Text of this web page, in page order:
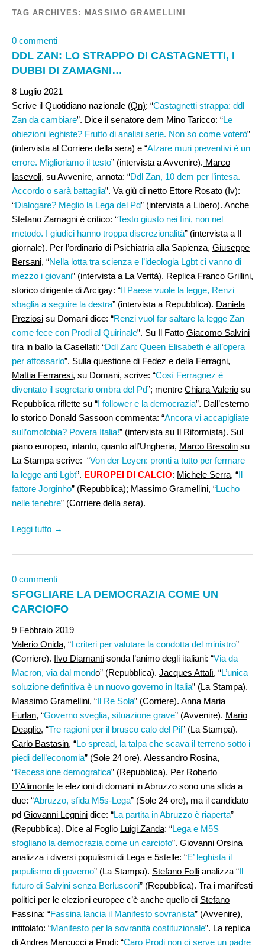
TAG ARCHIVES: MASSIMO GRAMELLINI
0 commenti
DDL ZAN: LO STRAPPO DI CASTAGNETTI, I
DUBBI DI ZAMAGNI…
8 Luglio 2021
Scrive il Quotidiano nazionale (Qn): “Castagnetti strappa: ddl
Zan da cambiare”. Dice il senatore dem Mino Taricco: “Le
obiezioni leghiste? Frutto di analisi serie. Non so come voterò”
(intervista al Corriere della sera) e “Alzare muri preventivi è un
errore. Miglioriamo il testo” (intervista a Avvenire). Marco
Iasevoli, su Avvenire, annota: “Ddl Zan, 10 dem per l’intesa.
Accordo o sarà battaglia”. Va giù di netto Ettore Rosato (Iv):
“Dialogare? Meglio la Lega del Pd” (intervista a Libero). Anche
Stefano Zamagni è critico: “Testo giusto nei fini, non nel
metodo. I giudici hanno troppa discrezionalità” (intervista a Il
giornale). Per l’ordinario di Psichiatria alla Sapienza, Giuseppe
Bersani, “Nella lotta tra scienza e l’ideologia Lgbt ci vanno di
mezzo i giovani” (intervista a La Verità). Replica Franco Grillini,
storico dirigente di Arcigay: “Il Paese vuole la legge, Renzi
sbaglia a seguire la destra” (intervista a Repubblica). Daniela
Preziosi su Domani dice: “Renzi vuol far saltare la legge Zan
come fece con Prodi al Quirinale”. Su Il Fatto Giacomo Salvini
tira in ballo la Casellati: “Ddl Zan: Queen Elisabeth è all’opera
per affossarlo”. Sulla questione di Fedez e della Ferragni,
Mattia Ferraresi, su Domani, scrive: “Così Ferragnez è
diventato il segretario ombra del Pd”; mentre Chiara Valerio su
Repubblica riflette su “I follower e la democrazia”. Dall’esterno
lo storico Donald Sassoon commenta: “Ancora vi accapigliate
sull’omofobia? Povera Italia!” (intervista su Il Riformista). Sul
piano europeo, intanto, quanto all’Ungheria, Marco Bresolin su
La Stampa scrive: “Von der Leyen: pronti a tutto per fermare
la legge anti Lgbt”. EUROPEI DI CALCIO: Michele Serra, “Il
fattore Jorginho” (Repubblica); Massimo Gramellini, “Lucho
nelle tenebre” (Corriere della sera).
Leggi tutto →
0 commenti
SFOGLIARE LA DEMOCRAZIA COME UN
CARCIOFO
9 Febbraio 2019
Valerio Onida, “I criteri per valutare la condotta del ministro”
(Corriere). Ilvo Diamanti sonda l’animo degli italiani: “Via da
Macron, via dal mondo” (Repubblica). Jacques Attalì, “L’unica
soluzione definitiva è un nuovo governo in Italia” (La Stampa).
Massimo Gramellini, “Il Re Sola” (Corriere). Anna Maria
Furlan, “Governo sveglia, situazione grave” (Avvenire). Mario
Deaglio, “Tre ragioni per il brusco calo del Pil” (La Stampa).
Carlo Bastasin, “Lo spread, la talpa che scava il terreno sotto i
piedi dell’economia” (Sole 24 ore). Alessandro Rosina,
“Recessione demografica” (Repubblica). Per Roberto
D’Alimonte le elezioni di domani in Abruzzo sono una sfida a
due: “Abruzzo, sfida M5s-Lega” (Sole 24 ore), ma il candidato
pd Giovanni Legnini dice: “La partita in Abruzzo è riaperta”
(Repubblica). Dice al Foglio Luigi Zanda: “Lega e M5S
sfogliano la democrazia come un carciofo”. Giovanni Orsina
analizza i diversi populismi di Lega e 5stelle: “E’ leghista il
populismo di governo” (La Stampa). Stefano Folli analizza “Il
futuro di Salvini senza Berlusconi” (Repubblica). Tra i manifesti
politici per le elezioni europee c’è anche quello di Stefano
Fassina: “Fassina lancia il Manifesto sovranista” (Avvenire),
intitolato: “Manifesto per la sovranità costituzionale”. La replica
diAndrea Marcucci a Prodi: “Caro Prodi non ci serve un padre